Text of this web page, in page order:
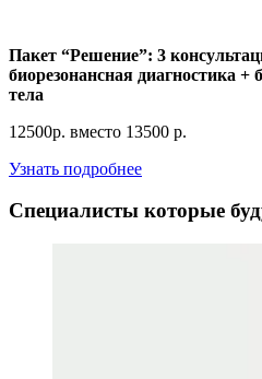
Пакет “Решение”: 3
биорезонансная диагностика
тела
12500р. вместо 13500 р.
Узнать подробнее
Специалисты которые